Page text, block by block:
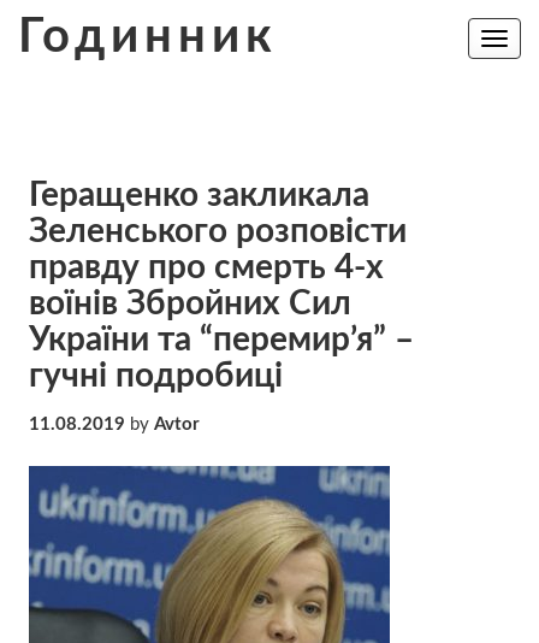
Годинник
Toggle
Геращенко закликала
Зеленського розповісти
правду про смерть 4-х
воїнів Збройних Сил
України та “перемир’я” –
гучні подробиці
11.08.2019 by Avtor